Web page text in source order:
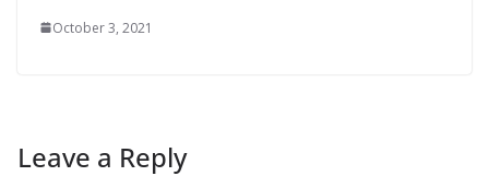
October 3, 2021
Leave a Reply